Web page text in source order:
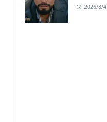
2026/8/4